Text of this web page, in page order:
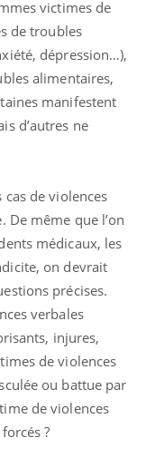
victimes de
de troubles
dépression…),
alimentaires,
manifestent
d’autres ne
de violences
De même que l’on
médicaux, les
on devrait
précises.
verbales
injures,
de violences
ou battue par
de violences
?